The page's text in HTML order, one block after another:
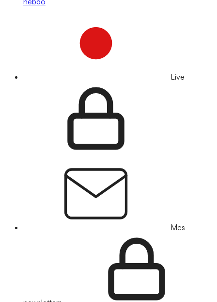
Live
Mes